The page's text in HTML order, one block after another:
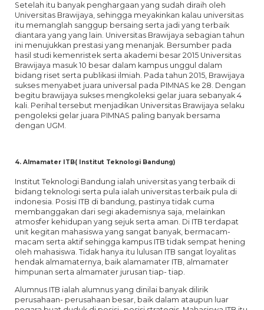
Setelah itu banyak penghargaan yang sudah diraih oleh
Universitas Brawijaya, sehingga meyakinkan kalau universitas
itu memanglah sanggup bersaing serta jadi yang terbaik
diantara yang yang lain. Universitas Brawijaya sebagian tahun
ini menujukkan prestasi yang menanjak. Bersumber pada
hasil studi kemenristek serta akademi besar 2015 Universitas
Brawijaya masuk 10 besar dalam kampus unggul dalam
bidang riset serta publikasi ilmiah. Pada tahun 2015, Brawijaya
sukses menyabet juara universal pada PIMNAS ke 28. Dengan
begitu brawijaya sukses mengkoleksi gelar juara sebanyak 4
kali. Perihal tersebut menjadikan Universitas Brawijaya selaku
pengoleksi gelar juara PIMNAS paling banyak bersama
dengan UGM.
4. Almamater ITB( Institut Teknologi Bandung)
Institut Teknologi Bandung ialah universitas yang terbaik di
bidang teknologi serta pula ialah universitas terbaik pula di
indonesia. Posisi ITB di bandung, pastinya tidak cuma
membanggakan dari segi akademisnya saja, melainkan
atmosfer kehidupan yang sejuk serta aman. Di ITB terdapat
unit kegitan mahasiswa yang sangat banyak, bermacam-
macam serta aktif sehingga kampus ITB tidak sempat hening
oleh mahasiswa. Tidak hanya itu lulusan ITB sangat loyalitas
hendak almamaternya, baik alamamater ITB, almamater
himpunan serta almamater jurusan tiap- tiap.
Alumnus ITB ialah alumnus yang dinilai banyak dilirik
perusahaan- perusahaan besar, baik dalam ataupun luar